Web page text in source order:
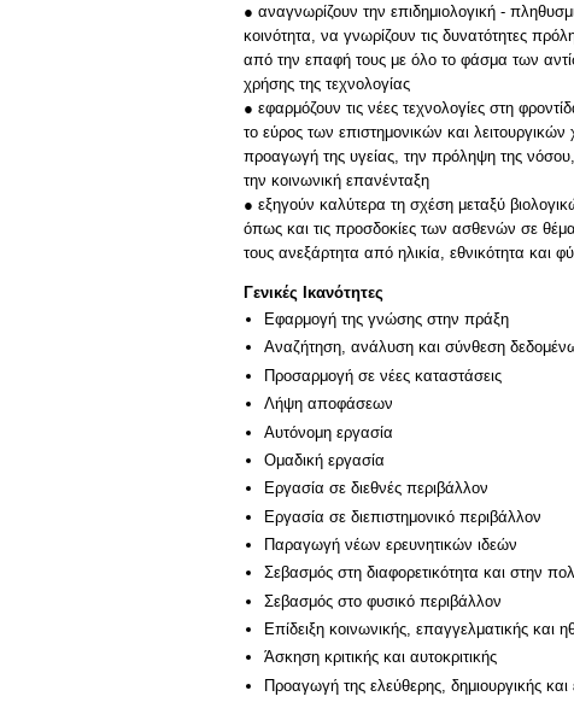
● αναγνωρίζουν την επιδημιολογική ‐
κοινότητα, να γνωρίζουν τις δυνατότητες
από την επαφή τους με όλο το φάσμα των
χρήσης της τεχνολογίας
● εφαρμόζουν τις νέες τεχνολογίες στη
το εύρος των επιστημονικών και
προαγωγή της υγείας, την πρόληψη της
την κοινωνική επανένταξη
● εξηγούν καλύτερα τη σχέση μεταξύ
όπως και τις προσδοκίες των ασθενών σε
τους ανεξάρτητα από ηλικία, εθνικότητα και
Γενικές Ικανότητες
Εφαρμογή της γνώσης στην πράξη
Αναζήτηση, ανάλυση και σύνθεση
Προσαρμογή σε νέες καταστάσεις
Λήψη αποφάσεων
Αυτόνομη εργασία
Ομαδική εργασία
Εργασία σε διεθνές περιβάλλον
Εργασία σε διεπιστημονικό περιβάλλον
Παραγωγή νέων ερευνητικών ιδεών
Σεβασμός στη διαφορετικότητα και στην
Σεβασμός στο φυσικό περιβάλλον
Επίδειξη κοινωνικής, επαγγελματικής και
Άσκηση κριτικής και αυτοκριτικής
Προαγωγή της ελεύθερης, δημιουργικής